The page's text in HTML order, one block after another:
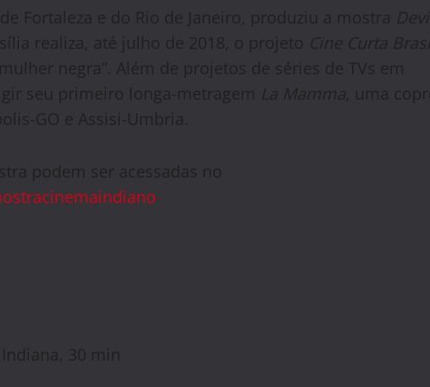
Fortaleza e do Rio de Janeiro, produziu a mostra
realiza, até julho de 2018, o projeto Cine Curta
negra”. Além de projetos de séries de TVs em
seu primeiro longa-metragem La Mamma, uma
GO e Assisi-Umbria.
podem ser acessadas no
30 min